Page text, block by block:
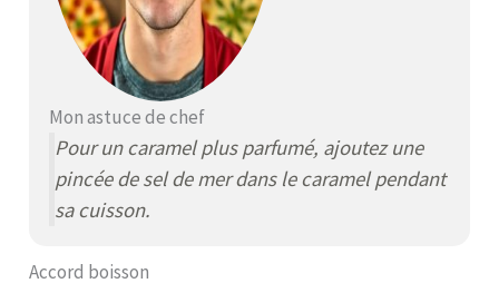
Mon astuce de chef
Pour un caramel plus parfumé, ajoutez une
pincée de sel de mer dans le caramel pendant
sa cuisson.
Accord boisson